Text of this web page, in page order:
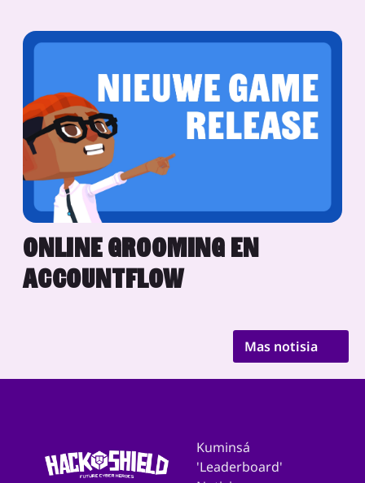
ONLINE GROOMING EN
ACCOUNTFLOW
Mas notisia
Kuminsá
'Leaderboard'